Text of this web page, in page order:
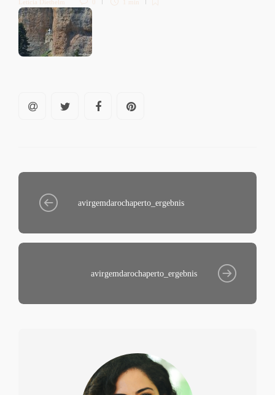
Letícia Diethelm 0 1 min
avirgemdarochaperto_ergebnis
avirgemdarochaperto_ergebnis